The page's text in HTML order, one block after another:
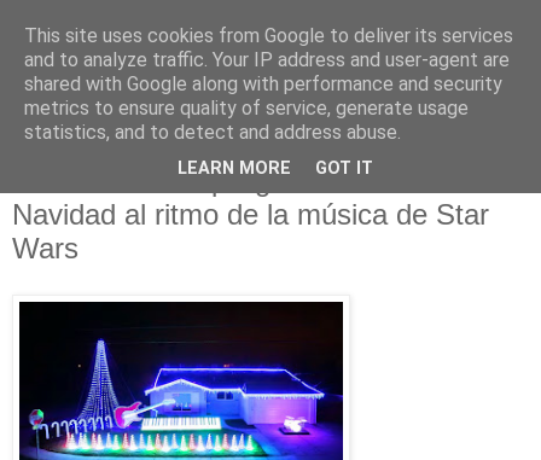
Asombroso despliegue de luces de
Navidad al ritmo de la música de Star
Wars
This site uses cookies from Google to deliver its services
and to analyze traffic. Your IP address and user-agent are
shared with Google along with performance and security
metrics to ensure quality of service, generate usage
statistics, and to detect and address abuse.
LEARN MORE GOT IT